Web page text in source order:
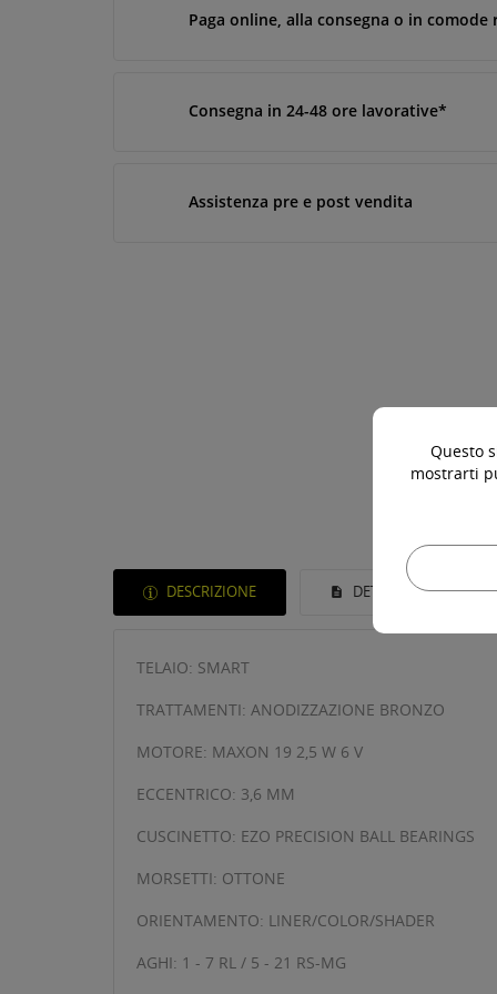
Paga online, alla consegna o in comode
Consegna in 24-48 ore lavorative*
Assistenza pre e post vendita
DESCRIZIONE DETTAGLI DEL
TELAIO: SMART
TRATTAMENTI: ANODIZZAZIONE BRONZO
MOTORE: MAXON 19 2,5 W 6 V
ECCENTRICO: 3,6 MM
CUSCINETTO: EZO PRECISION BALL BEARINGS
MORSETTI: OTTONE
ORIENTAMENTO: LINER/COLOR/SHADER
AGHI: 1 - 7 RL / 5 - 21 RS-MG
Questo
mostrarti